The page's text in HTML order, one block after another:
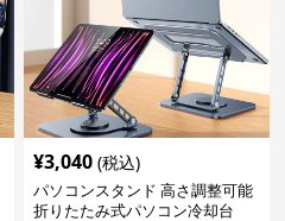
¥3,040 (税込)
パソコンスタンド 高さ調整可能
折りたたみ式パソコン冷却台